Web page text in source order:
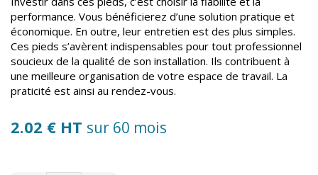
performance. Vous bénéficierez d’une solution pratique et
économique. En outre, leur entretien est des plus simples.
Ces pieds s’avèrent indispensables pour tout professionnel
soucieux de la qualité de son installation. Ils contribuent à
une meilleure organisation de votre espace de travail. La
praticité est ainsi au rendez-vous.
2.02 € HT sur 60 mois